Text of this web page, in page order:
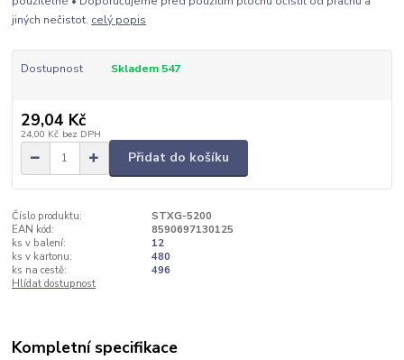
jiných nečistot. celý popis
Dostupnost Skladem 547
29,04 Kč
24,00 Kč bez DPH
Přidat do košíku
Číslo produktu:
STXG-5200
EAN kód:
8590697130125
ks v balení:
12
ks v kartonu:
480
ks na cestě:
496
Hlídat dostupnost
Kompletní specifikace